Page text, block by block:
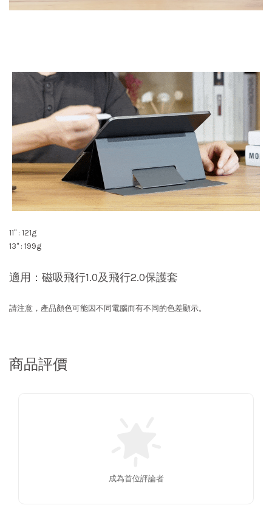
11" : 121g
13" : 199g
適用：磁吸飛行1.0及飛行2.0保護套
請注意，產品顏色可能因不同電腦而有不同的色差顯示。
商品評價
成為首位評論者